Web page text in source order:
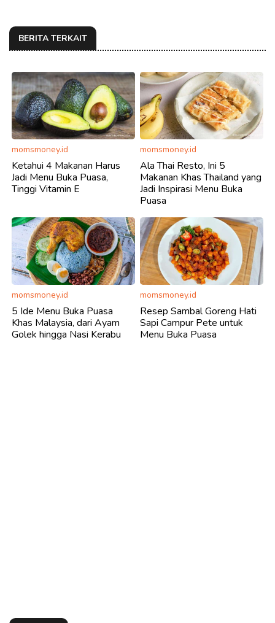
BERITA TERKAIT
momsmoney.id
Ketahui 4 Makanan Harus
Jadi Menu Buka Puasa,
Tinggi Vitamin E
momsmoney.id
Ala Thai Resto, Ini 5
Makanan Khas Thailand yang
Jadi Inspirasi Menu Buka
Puasa
momsmoney.id
5 Ide Menu Buka Puasa
Khas Malaysia, dari Ayam
Golek hingga Nasi Kerabu
momsmoney.id
Resep Sambal Goreng Hati
Sapi Campur Pete untuk
Menu Buka Puasa